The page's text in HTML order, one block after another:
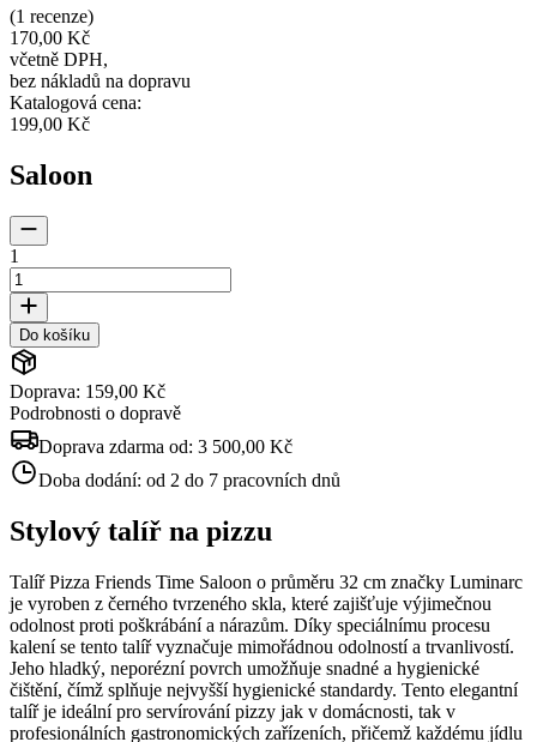
(1 recenze)
170,00 Kč
včetně DPH,
bez nákladů na dopravu
Katalogová cena:
199,00 Kč
Saloon
1
Do košíku
Doprava: 159,00 Kč
Podrobnosti o dopravě
Doprava zdarma od: 3 500,00 Kč
Doba dodání: od 2 do 7 pracovních dnů
Stylový talíř na pizzu
Talíř Pizza Friends Time Saloon o průměru 32 cm značky Luminarc
je vyroben z černého tvrzeného skla, které zajišťuje výjimečnou
odolnost proti poškrábání a nárazům. Díky speciálnímu procesu
kalení se tento talíř vyznačuje mimořádnou odolností a trvanlivostí.
Jeho hladký, neporézní povrch umožňuje snadné a hygienické
čištění, čímž splňuje nejvyšší hygienické standardy. Tento elegantní
talíř je ideální pro servírování pizzy jak v domácnosti, tak v
profesionálních gastronomických zařízeních, přičemž každému jídlu